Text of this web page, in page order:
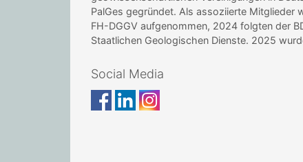
PalGes gegründet. Als assoziierte Mitglieder
FH-DGGV aufgenommen, 2024 folgten der
Staatlichen Geologischen Dienste. 2025
Social Media